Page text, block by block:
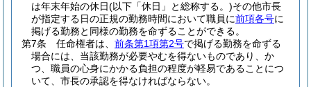
は年末年始の休日(以下「休日」と総称する。)その他市長
が指定する日の正規の勤務時間において職員に前項各号に
掲げる勤務と同様の勤務を命ずることができる。
第7条
任命権者は、 前条第1項第2号で掲げる勤務を命ずる
場合には、当該勤務が必要やむを得ないものであり、か
つ、職員の心身にかかる負担の程度が軽易であることにつ
いて、市長の承認を得なければならない。